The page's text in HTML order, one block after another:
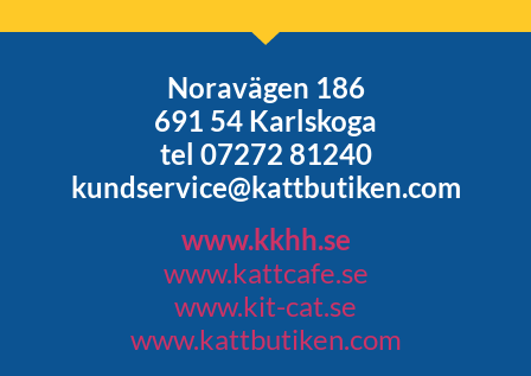
Noravägen 186
691 54 Karlskoga
tel 07272 81240
kundservice@kattbutiken.com
www.kkhh.se
www.kattcafe.se
www.kit-cat.se
www.kattbutiken.com